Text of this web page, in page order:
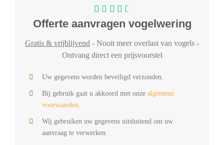
Offerte aanvragen vogelwering
Gratis & vrijblijvend - Nooit meer overlast van vogels -
Ontvang direct een prijsvoorstel
Uw gegevens worden beveiligd verzonden.
Bij gebruik gaat u akkoord met onze algemene
voorwaarden.
Wij gebruiken uw gegevens uitsluitend om uw
aanvraag te verwerken.